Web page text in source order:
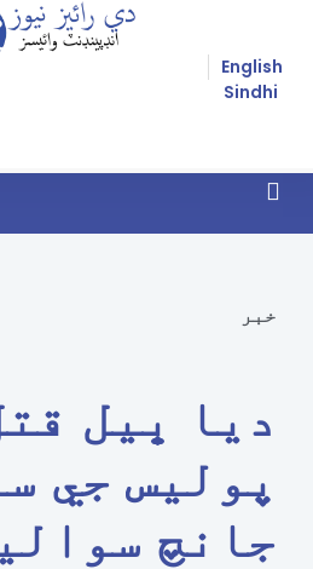
English
Sindhi
خبر
ديا ڀيل
پوليس جي
جانچ